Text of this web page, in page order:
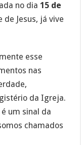
no dia15 de
de Jesus, já vive
esse
nas
da Igreja.
um sinal da
chamados